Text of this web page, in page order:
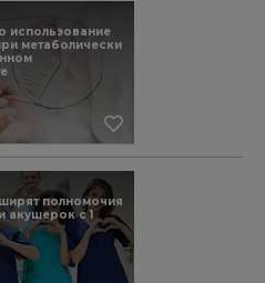
использование
метаболически
полномочия
акушерок с 1